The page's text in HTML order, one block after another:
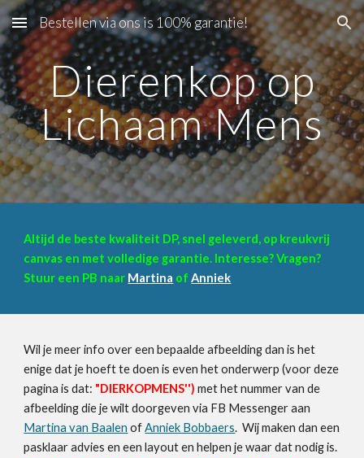
Skip to main content Skip to navigation
Bestellen via ons is 100% garantie!
Dierenkop op
Lichaam Mens
Altijd de beste kwaliteit DP, snel geleverd, op kreukvrij
canvas en met volledige garantie. Interesse? Vragen?
Stuur een PB naar Martina ofAnniek
Wil je meer info over een bepaalde afbeelding dan is het
enige dat je hoeft te doen is even het onderwerp (voor deze
pagina is dat: "DIERKOPMENS'') met het nummer van de
afbeelding die je wilt doorgeven via FB Messenger aan
Martina van Baalen ofAnniek Bobbaers. Wij maken dan een
pasklaar advies en een layout en helpen je waar dat nodig is.